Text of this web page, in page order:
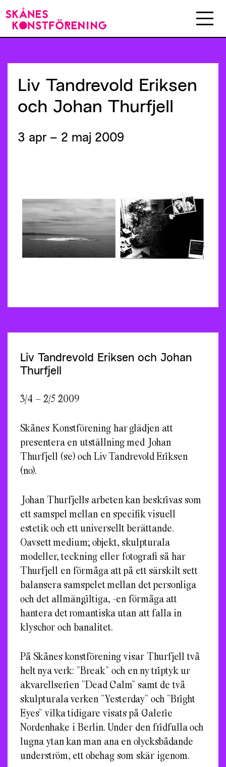
Liv Tandrevold Eriksen
och Johan Thurfjell
3 apr – 2 maj 2009
Liv Tandrevold Eriksen och Johan
Thurfjell
3/4 – 2/5 2009
Skånes Konstförening har glädjen att
presentera en utställning med Johan
Thurfjell (se) och Liv Tandrevold Eriksen
(no).
Johan Thurfjells arbeten kan beskrivas som
ett samspel mellan en specifik visuell
estetik och ett universellt berättande.
Oavsett medium; objekt, skulpturala
modeller, teckning eller fotografi så har
Thurfjell en förmåga att på ett särskilt sett
balansera samspelet mellan det personliga
och det allmängiltiga, -en förmåga att
hantera det romantiska utan att falla in
klyschor och banalitet.
På Skånes konstförening visar Thurfjell två
helt nya verk: ”Break” och en ny triptyk ur
akvarellserien ”Dead Calm” samt de två
skulpturala verken ”Yesterday” och ”Bright
Eyes” vilka tidigare visats på Galerie
Nordenhake i Berlin. Under den fridfulla och
lugna ytan kan man ana en olycksbådande
underström, ett obehag som skär igenom.